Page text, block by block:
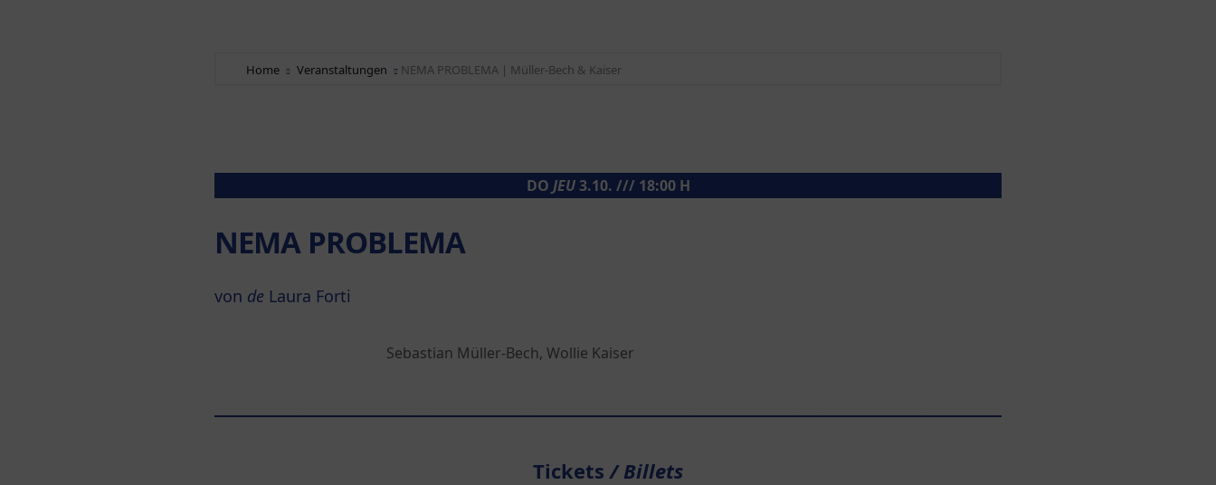
Home Veranstaltungen NEMA PROBLEMA | Müller-Bech & Kaiser
DO JEU3.10. /// 18:00 H
NEMA PROBLEMA
von de Laura Forti
Sebastian Müller-Bech, Wollie Kaiser
Tickets / Billets